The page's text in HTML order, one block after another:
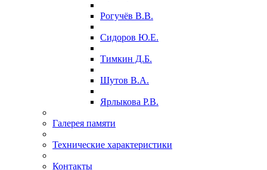
Рогучёв В.В.
Сидоров Ю.Е.
Тимкин Д.Б.
Шутов В.А.
Ярлыкова Р.В.
Галерея памяти
Технические характеристики
Контакты